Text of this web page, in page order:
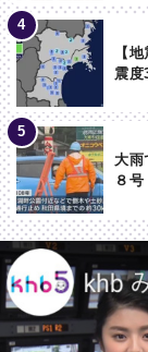
【
震度
大雨
８